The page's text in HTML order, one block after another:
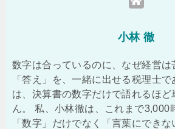
小林 徹
数字は合っているのに、なぜ経営
「答え」を、一緒に出せる税理士
は、決算書の数字だけで語れるほど
ん。 私、小林徹は、これまで3,000
「数字」だけでなく「言葉にでき